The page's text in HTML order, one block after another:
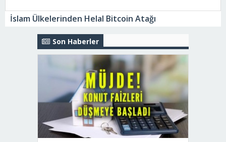
İslam Ülkelerinden Helal Bitcoin Atağı
Son Haberler